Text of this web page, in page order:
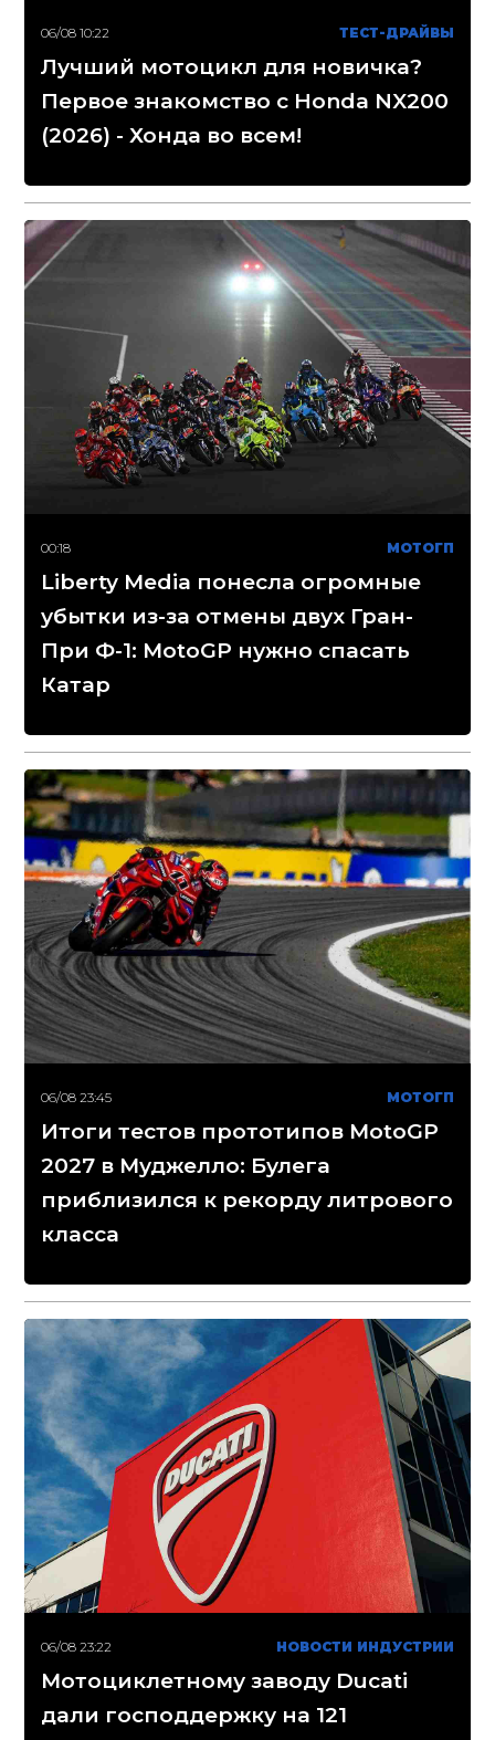
06/08 10:22 ТЕСТ-ДРАЙВЫ
Лучший мотоцикл для новичка?
Первое знакомство с Honda NX200
(2026) - Хонда во всем!
00:18 МОТОГП
Liberty Media понесла огромные
убытки из-за отмены двух Гран-
При Ф-1: MotoGP нужно спасать
Катар
06/08 23:45 МОТОГП
Итоги тестов прототипов MotoGP
2027 в Муджелло: Булега
приблизился к рекорду литрового
класса
06/08 23:22 НОВОСТИ ИНДУСТРИИ
Мотоциклетному заводу Ducati
дали господдержку на 121